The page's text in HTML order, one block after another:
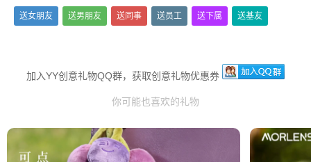
送女朋友 送男朋友 送同事 送员工 送下属 送基友
加入YY创意礼物QQ群，获取创意礼物优惠券
你可能也喜欢的礼物